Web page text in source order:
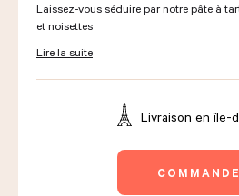
NOUS CONTACTER
Laissez-vous séduire par notre pâte à
et noisettes
Lire la suite
Livraison en île-